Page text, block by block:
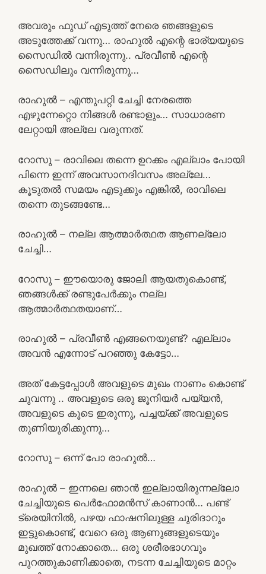
അവരും ഫുഡ് എടുത്ത് നേരെ ഞങ്ങളുടെ
അടുത്തേക്ക് വന്നു… രാഹുൽ എന്റെ ഭാര്യയുടെ
സൈഡിൽ വന്നിരുന്നു.. പ്രവീൺ എന്റെ
സൈഡിലും വന്നിരുന്നു…
രാഹുൽ – എന്തുപറ്റി ചേച്ചി നേരത്തെ
എഴുന്നേറ്റൊ നിങ്ങൾ രണ്ടാളും… സാധാരണ
ലേറ്റായി അല്ലേ വരുന്നത്.
റോസു – രാവിലെ തന്നെ ഉറക്കം എല്ലാം പോയി
പിന്നെ ഇന്ന് അവസാനദിവസം അല്ലേ…
കൂടുതൽ സമയം എടുക്കും എങ്കിൽ, രാവിലെ
തന്നെ തുടങ്ങണ്ടേ…
രാഹുൽ – നല്ല ആത്മാർത്ഥത ആണല്ലോ
ചേച്ചി…
റോസു – ഈയൊരു ജോലി ആയതുകൊണ്ട്,
ഞങ്ങൾക്ക് രണ്ടുപേർക്കും നല്ല
ആത്മാർത്ഥതയാണ്…
രാഹുൽ – പ്രവീൺ എങ്ങനെയുണ്ട്? എല്ലാം
അവൻ എന്നോട് പറഞ്ഞു കേട്ടോ…
അത് കേട്ടപ്പോൾ അവളുടെ മുഖം നാണം കൊണ്ട്
ചുവന്നു .. അവളുടെ ഒരു ജൂനിയർ പയ്യൻ,
അവളുടെ കൂടെ ഇരുന്നു, പച്ചയ്ക്ക് അവളുടെ
തുണിയുരിക്കുന്നു…
റോസു – ഒന്ന് പോ രാഹുൽ…
രാഹുൽ – ഇന്നലെ ഞാൻ ഇല്ലായിരുന്നല്ലോ
ചേച്ചിയുടെ പെർഫോമൻസ് കാണാൻ… പണ്ട്
ട്രെയിനിൽ, പഴയ ഫാഷനിലുള്ള ചുരിദാറും
ഇട്ടുകൊണ്ട്, വേറെ ഒരു ആണുങ്ങളുടെയും
മുഖത്ത് നോക്കാതെ… ഒരു ശരീരഭാഗവും
പുറത്തുകാണിക്കാതെ, നടന്ന ചേച്ചിയുടെ മാറ്റം